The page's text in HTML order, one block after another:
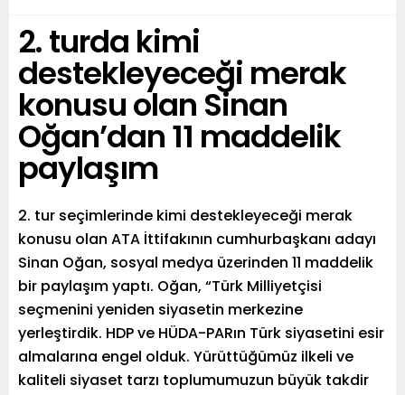
2. turda kimi
destekleyeceği merak
konusu olan Sinan
Oğan’dan 11 maddelik
paylaşım
2. tur seçimlerinde kimi destekleyeceği merak
konusu olan ATA İttifakının cumhurbaşkanı adayı
Sinan Oğan, sosyal medya üzerinden 11 maddelik
bir paylaşım yaptı. Oğan, “Türk Milliyetçisi
seçmenini yeniden siyasetin merkezine
yerleştirdik. HDP ve HÜDA-PARın Türk siyasetini esir
almalarına engel olduk. Yürüttüğümüz ilkeli ve
kaliteli siyaset tarzı toplumumuzun büyük takdir